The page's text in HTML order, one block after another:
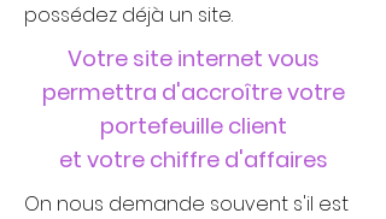
possédez déjà un site.
Votre site internet vous
permettra d'accroître votre
portefeuille client
et votre chiffre d'affaires
On nous demande souvent s'il est